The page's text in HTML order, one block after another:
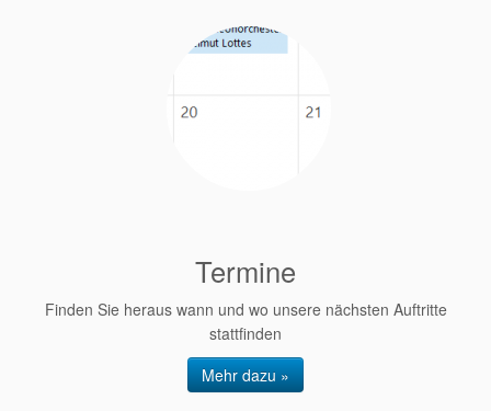
Termine
Finden Sie heraus wann und wo unsere nächsten Auftritte
stattfinden
Mehr dazu »